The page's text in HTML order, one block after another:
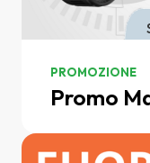
PROMOZIONE
Promo